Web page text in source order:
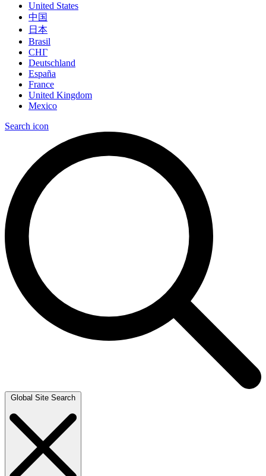
United States
中国
日本
Brasil
СНГ
Deutschland
España
France
United Kingdom
Mexico
Search icon
Global Site Search